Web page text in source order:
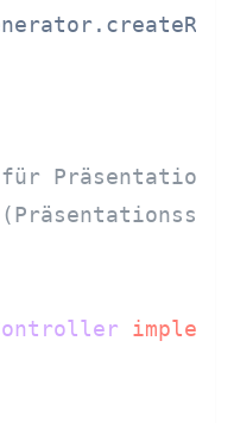
für Präsentation,